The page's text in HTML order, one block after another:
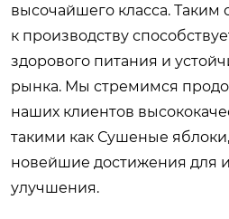
высочайшего класса. Таким
к производству
здорового питания и
рынка. Мы стремимся
наших клиентов
такими как Сушеные яблоки
новейшие достижения для
улучшения.